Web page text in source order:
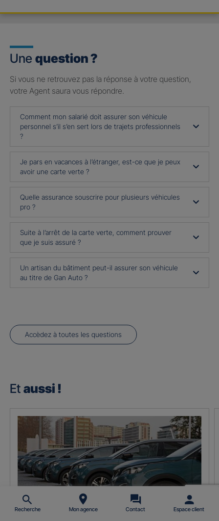
Une question ?
Si vous ne retrouvez pas la réponse à votre question,
votre Agent saura vous répondre.
Comment mon salarié doit assurer son véhicule
personnel s’il s’en sert lors de trajets professionnels
?
Je pars en vacances à l’étranger, est-ce que je peux
avoir une carte verte ?
Quelle assurance souscrire pour plusieurs véhicules
pro ?
Suite à l’arrêt de la carte verte, comment prouver
que je suis assuré ?
Un artisan du bâtiment peut-il assurer son véhicule
au titre de Gan Auto ?
Accèdez à toutes les questions
Et aussi !
Recherche Mon agence Contact Espace client